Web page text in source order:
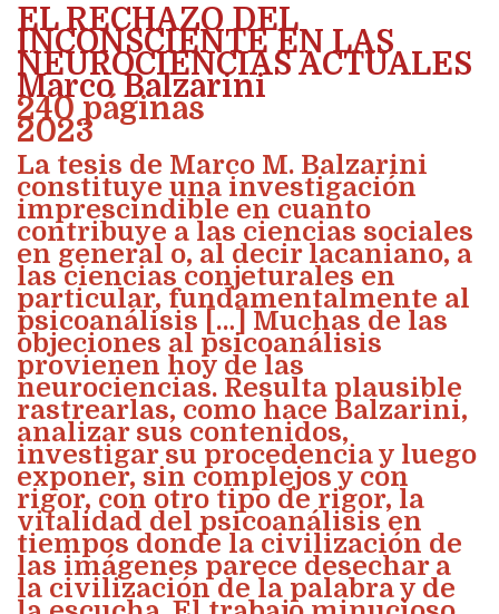
EL RECHAZO DEL
INCONSCIENTE EN LAS
NEUROCIENCIAS ACTUALES
Marco Balzarini
240 páginas
2023
La tesis de Marco M. Balzarini
constituye una investigación
imprescindible en cuanto
contribuye a las ciencias sociales
en general o, al decir lacaniano, a
las ciencias conjeturales en
particular, fundamentalmente al
psicoanálisis […] Muchas de las
objeciones al psicoanálisis
provienen hoy de las
neurociencias. Resulta plausible
rastrearlas, como hace Balzarini,
analizar sus contenidos,
investigar su procedencia y luego
exponer, sin complejos y con
rigor, con otro tipo de rigor, la
vitalidad del psicoanálisis en
tiempos donde la civilización de
las imágenes parece desechar a
la civilización de la palabra y de